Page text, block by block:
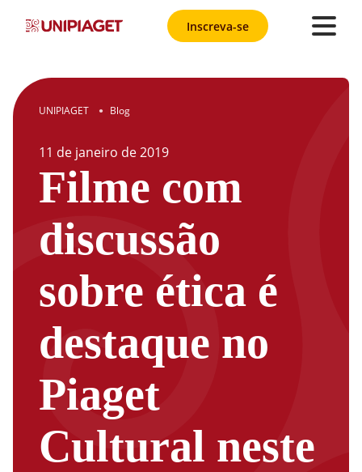
Inscreva-se
UNIPIAGET ● Blog
11 de janeiro de2019
Filme com
discussão
sobre ética é
destaque no
Piaget
Cultural neste